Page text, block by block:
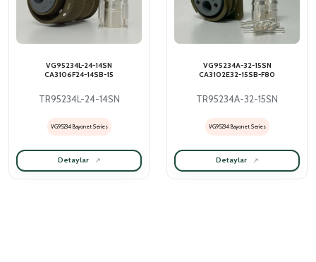
VG95234L-24-14SN
CA3106F24-14SB-15
TR95234L-24-14SN
VG95234 Bayonet Series
Detaylar
VG95234A-32-15SN
CA3102E32-15SB-F80
TR95234A-32-15SN
VG95234 Bayonet Series
Detaylar